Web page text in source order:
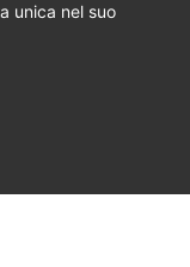
unica nel suo